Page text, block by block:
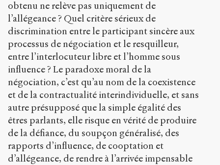
obtenu ne relève pas uniquement de
l’allégeance ? Quel critère sérieux de
discrimination entre le participant sincère aux
processus de négociation et le resquilleur,
entre l’interlocuteur libre et l’homme sous
influence ? Le paradoxe moral de la
négociation, c’est qu’au nom de la coexistence
et de la contractualité interindividuelle, et sans
autre présupposé que la simple égalité des
êtres parlants, elle risque en vérité de produire
de la défiance, du soupçon généralisé, des
rapports d’influence, de cooptation et
d’allégeance, de rendre à l’arrivée impensable